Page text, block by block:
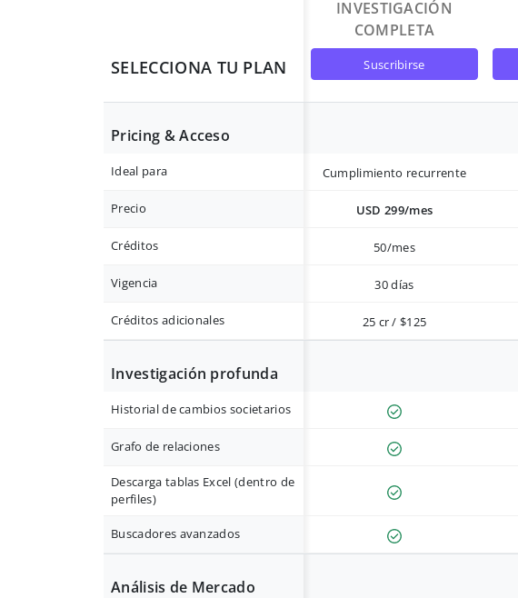
SELECCIONA TU PLAN
INVESTIGACIÓN
COMPLETA
suscribirse
Pricing & Acceso
Ideal para Cumplimiento recurrente
Precio USD 299/mes
Créditos 50/mes
Vigencia 30 días
Créditos adicionales 25 cr / $125
Investigación profunda
Historial de cambios societarios
Grafo de relaciones
Descarga tablas Excel (dentro de
perfiles)
Buscadores avanzados
Análisis de Mercado